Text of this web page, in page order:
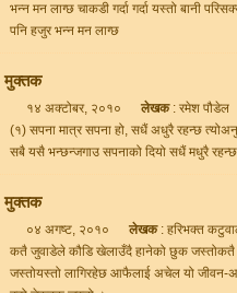
भन्न मन लाग्छ चाकडी गर्दा गर्दा यस्तो बानी
पनि हजुर भन्न मन लाग्छ
मुक्तक
१४ अक्टोबर, २०१० लेखक: रमेश पौडेल
(१) सपना मात्र सपना हो, सधैं अधुरै रहन्छ
सबै यसै भन्छन्जगाउ सपनाको दियो सधैं मधुरै
मुक्तक
०४ अगष्ट, २०१० लेखक: हरिभक्त
कतै जुवाडेले कौडि खेलाउँदै हानेको छुक जस्तोकतै
जस्तोयस्तो लागिरहेछ आफैलाई अचेल यो जीवन-